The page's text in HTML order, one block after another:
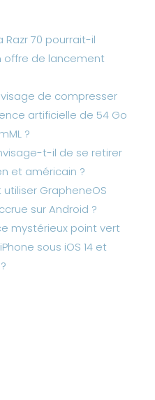
Razr 70 pourrait-il
offre de lancement
de compresser
artificielle de 54 Go
?
t-il de se retirer
et américain ?
GrapheneOS
sur Android ?
mystérieux point vert
sous iOS 14 et